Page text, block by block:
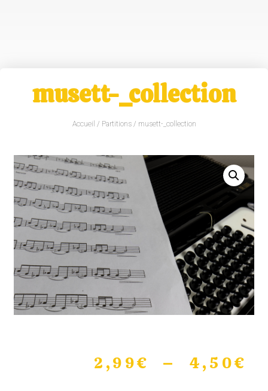
musett-_collection
Accueil / Partitions/ musett-_collection
2,99€ – 4,50€